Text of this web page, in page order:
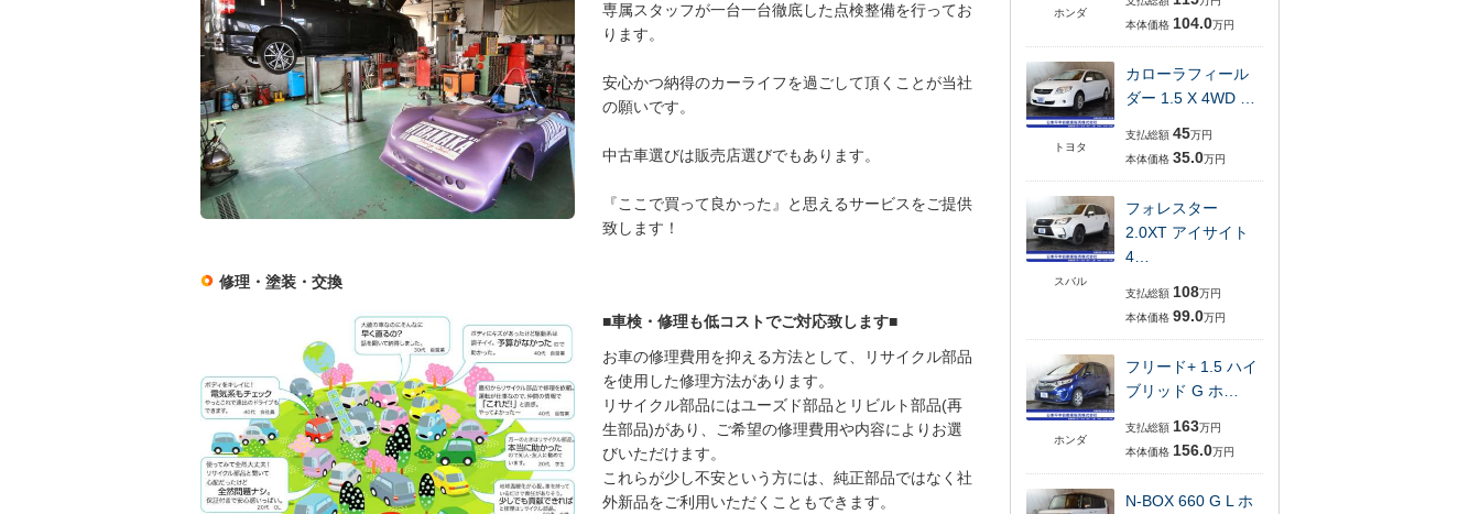
専属スタッフが一台一台徹底した点検整備を行ってお
ります。
安心かつ納得のカーライフを過ごして頂くことが当社
の願いです。
中古車選びは販売店選びでもあります。
『ここで買って良かった』と思えるサービスをご提供
致します！
修理・塗装・交換
■車検・修理も低コストでご対応致します■
お車の修理費用を抑える方法として、リサイクル部品
を使用した修理方法があります。
リサイクル部品にはユーズド部品とリビルト部品(再
生部品)があり、ご希望の修理費用や内容によりお選
びいただけます。
これらが少し不安という方には、純正部品ではなく社
外新品をご利用いただくこともできます。
ホンダ
本体価格 104.0万円
トヨタ
カローラフィール
ダー 1.5 X 4WD …
支払総額 45万円
本体価格 35.0万円
スバル
フォレスター
2.0XT アイサイト
4…
支払総額 108万円
本体価格 99.0万円
ホンダ
フリード+ 1.5 ハイ
ブリッド G ホ…
支払総額 163万円
本体価格 156.0万円
N-BOX 660 G L ホ